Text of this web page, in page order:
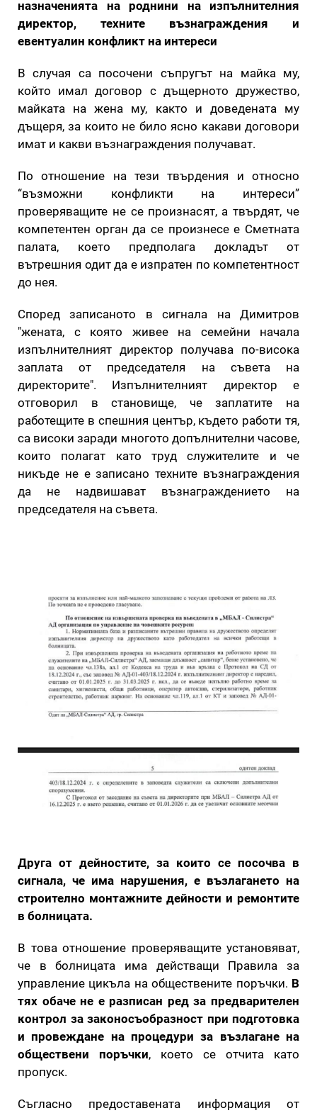
назначенията на роднини на изпълнителния
директор, техните възнаграждения и
евентуалин конфликт на интереси
В случая са посочени съпругът на майка му,
който имал договор с дъщерното дружество,
майката на жена му, както и доведената му
дъщеря, за които не било ясно какави договори
имат и какви възнаграждения получават.
По отношение на тези твърдения и относно
“възможни конфликти на интереси”
проверяващите не се произнасят, а твърдят, че
компетентен орган да се произнесе е Сметната
палата, което предполага докладът от
вътрешния одит да е изпратен по компетентност
до нея.
Според записаното в сигнала на Димитров
"жената, с която живее на семейни начала
изпълнителният директор получава по-висока
заплата от председателя на съвета на
директорите". Изпълнителният директор е
отговорил в становище, че заплатите на
работещите в спешния център, където работи тя,
са високи заради многото допълнителни часове,
които полагат като труд служителите и че
никъде не е записано техните възнаграждения
да не надвишават възнаграждението на
председателя на съвета.
Друга от дейностите, за които се посочва в
сигнала, че има нарушения, е възлагането на
строително монтажните дейности и ремонтите
в болницата.
В това отношение проверяващите установяват,
че в болницата има действащи Правила за
управление цикъла на обществените поръчки. В
тях обаче не е разписан ред за предварителен
контрол за законосъобразност при подготовка
и провеждане на процедури за възлагане на
обществени поръчки, което се отчита като
пропуск.
Съгласно предоставената информация от